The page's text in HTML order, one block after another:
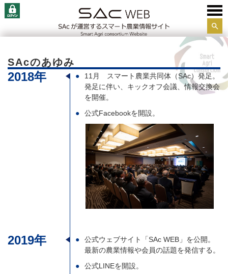
サイ
検索
SAcのあゆみ
2018年
11月 スマート農業共同体（SAc）発足。
発足に伴い、キックオフ会議、情報交換会
を開催。
公式Facebookを開設。
2019年
公式ウェブサイト「SAc WEB」を公開。
最新の農業情報や会員の話題を発信する。
公式LINEを開設。